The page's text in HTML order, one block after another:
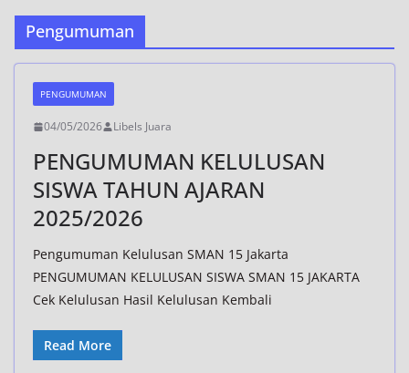
Pengumuman
PENGUMUMAN
04/05/2026 Libels Juara
PENGUMUMAN KELULUSAN
SISWA TAHUN AJARAN
2025/2026
Pengumuman Kelulusan SMAN 15 Jakarta
PENGUMUMAN KELULUSAN SISWA SMAN 15 JAKARTA
Cek Kelulusan Hasil Kelulusan Kembali
Read More